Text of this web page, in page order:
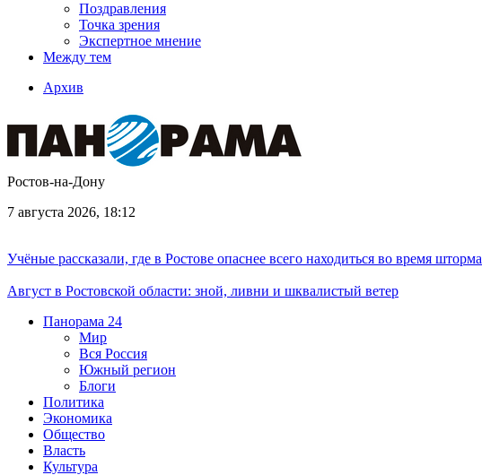
Поздравления
Точка зрения
Экспертное мнение
Между тем
Архив
Ростов-на-Дону
7 августа 2026, 18:12
Учёные рассказали, где в Ростове опаснее всего находиться во время шторма
Август в Ростовской области: зной, ливни и шквалистый ветер
Панорама 24
Мир
Вся Россия
Южный регион
Блоги
Политика
Экономика
Общество
Власть
Культура